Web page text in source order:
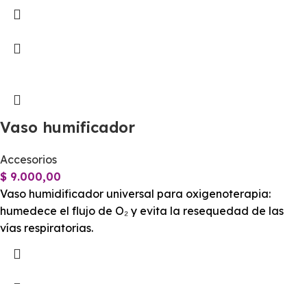
Vaso humificador
Accesorios
$ 9.000,00
Vaso humidificador universal para oxigenoterapia:
humedece el flujo de O₂ y evita la resequedad de las
vías respiratorias.